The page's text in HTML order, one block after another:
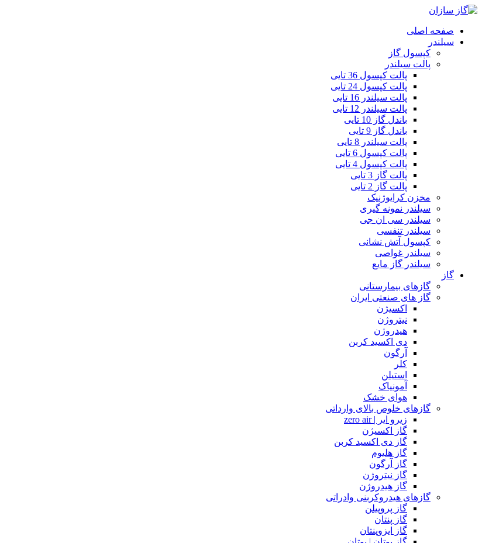
صفحه اصلی
سیلندر
کپسول گاز
پالت سیلندر
پالت کپسول 36 تایی
پالت کپسول 24 تایی
پالت سیلندر 16 تایی
پالت سیلندر 12 تایی
باندل گاز 10 تایی
باندل گاز 9 تایی
پالت سیلندر 8 تایی
پالت کپسول 6 تایی
پالت کپسول 4 تایی
پالت گاز 3 تایی
پالت گاز 2 تایی
مخزن کرایوژنیک
سیلندر نمونه گیری
سیلندر سی ان جی
سیلندر تنفسی
کپسول آتش نشانی
سیلندر غواصی
سیلندر گاز مایع
گاز
گازهای بیمارستانی
گاز های صنعتی ایران
اکسیژن
نیتروژن
هیدروژن
دی اکسید کربن
آرگون
کلر
استیلن
آمونیاک
هوای خشک
گازهای خلوص بالای وارداتی
زیرو ایر | zero air
گاز اکسیژن
گاز دی اکسید کربن
گاز هلیوم
گاز آرگون
گاز نیتروژن
گاز هیدروژن
گازهای هیدروکربنی وادراتی
گاز پروپیلن
گاز پنتان
گاز ایزوپنتان